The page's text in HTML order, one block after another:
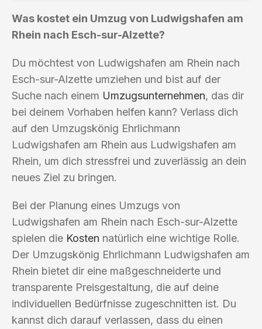
Was kostet ein Umzug von Ludwigshafen am
Rhein nach Esch-sur-Alzette?
Du möchtest von Ludwigshafen am Rhein nach
Esch-sur-Alzette umziehen und bist auf der
Suche nach einem Umzugsunternehmen, das dir
bei deinem Vorhaben helfen kann? Verlass dich
auf den Umzugskönig Ehrlichmann
Ludwigshafen am Rhein aus Ludwigshafen am
Rhein, um dich stressfrei und zuverlässig an dein
neues Ziel zu bringen.
Bei der Planung eines Umzugs von
Ludwigshafen am Rhein nach Esch-sur-Alzette
spielen die Kosten natürlich eine wichtige Rolle.
Der Umzugskönig Ehrlichmann Ludwigshafen am
Rhein bietet dir eine maßgeschneiderte und
transparente Preisgestaltung, die auf deine
individuellen Bedürfnisse zugeschnitten ist. Du
kannst dich darauf verlassen, dass du einen